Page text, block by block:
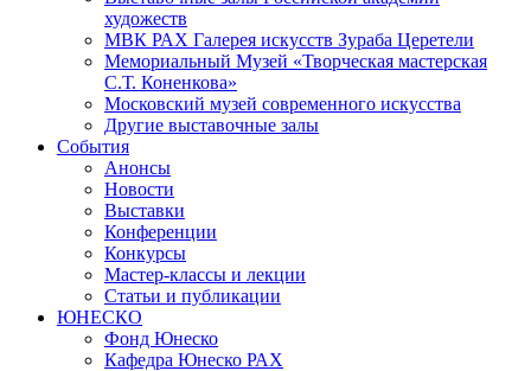
художеств
МВК РАХ Галерея искусств Зураба Церетели
Мемориальный Музей «Творческая мастерская
С.Т. Коненкова»
Московский музей современного искусства
Другие выставочные залы
События
Анонсы
Новости
Выставки
Конференции
Конкурсы
Мастер-классы и лекции
Статьи и публикации
ЮНЕСКО
Фонд Юнеско
Кафедра Юнеско РАХ